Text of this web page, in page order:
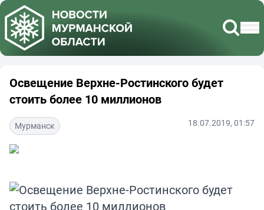
Освещение Верхне-Ростинского будет
стоить более 10 миллионов
Мурманск 18.07.2019, 01:57